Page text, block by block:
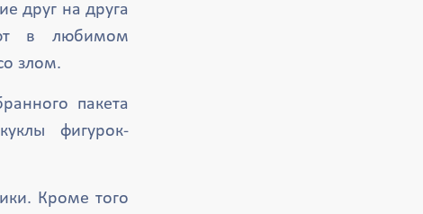
друг на друга
в любимом
злом.
пакета
фигурок-
Кроме того